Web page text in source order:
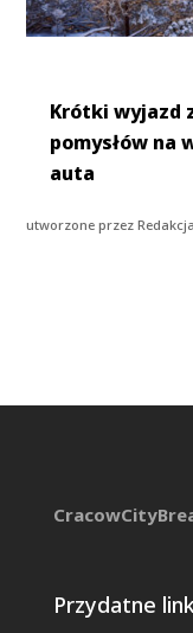
Krótki wyjazd
pomysłów na
auta
utworzone przezRedakcja
Przydatne